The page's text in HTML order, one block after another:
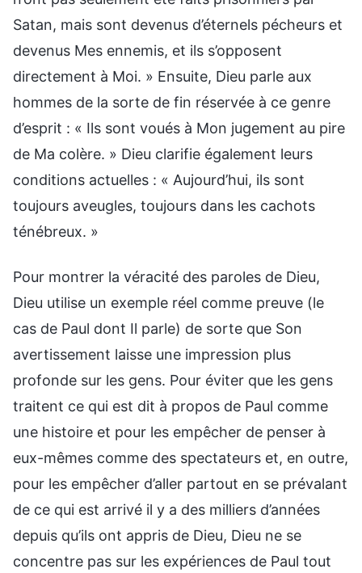
Satan, mais sont devenus d’éternels pécheurs et
devenus Mes ennemis, et ils s’opposent
directement à Moi. » Ensuite, Dieu parle aux
hommes de la sorte de fin réservée à ce genre
d’esprit : « Ils sont voués à Mon jugement au pire
de Ma colère. » Dieu clarifie également leurs
conditions actuelles : « Aujourd’hui, ils sont
toujours aveugles, toujours dans les cachots
ténébreux. »
Pour montrer la véracité des paroles de Dieu,
Dieu utilise un exemple réel comme preuve (le
cas de Paul dont Il parle) de sorte que Son
avertissement laisse une impression plus
profonde sur les gens. Pour éviter que les gens
traitent ce qui est dit à propos de Paul comme
une histoire et pour les empêcher de penser à
eux-mêmes comme des spectateurs et, en outre,
pour les empêcher d’aller partout en se prévalant
de ce qui est arrivé il y a des milliers d’années
depuis qu’ils ont appris de Dieu, Dieu ne se
concentre pas sur les expériences de Paul tout